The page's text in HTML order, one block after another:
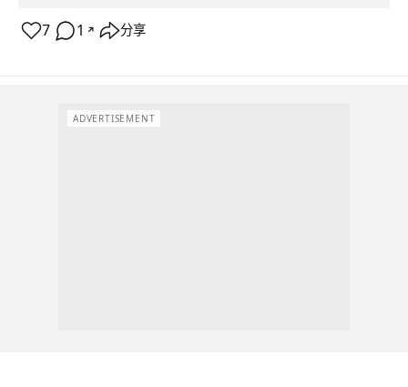
7 1 ↗ 分享
ADVERTISEMENT